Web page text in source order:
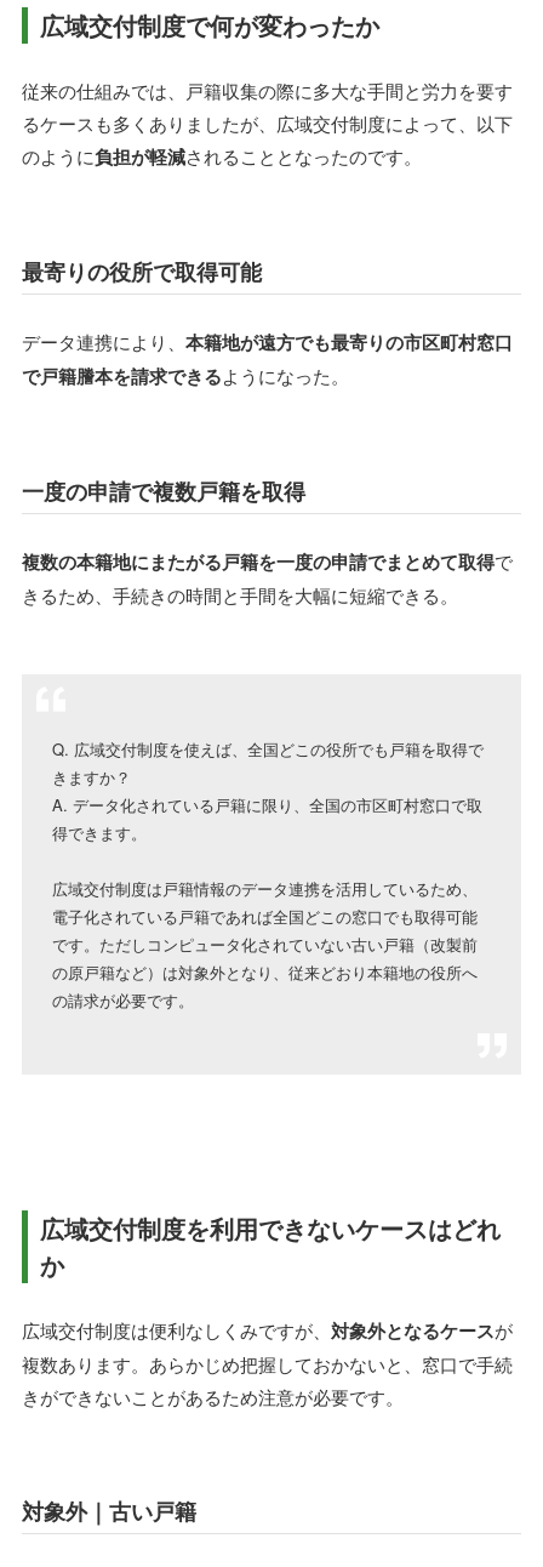
広域交付制度で何が変わったか
従来の仕組みでは、戸籍収集の際に多大な手間と労力を要す
るケースも多くありましたが、広域交付制度によって、以下
のように負担が軽減されることとなったのです。
最寄りの役所で取得可能
データ連携により、 本籍地が遠方でも最寄りの市区町村窓口
で戸籍謄本を請求できるようになった。
一度の申請で複数戸籍を取得
複数の本籍地にまたがる戸籍を一度の申請でまとめて取得で
きるため、手続きの時間と手間を大幅に短縮できる。
Q. 広域交付制度を使えば、全国どこの役所でも戸籍を取得で
きますか？
A. データ化されている戸籍に限り、全国の市区町村窓口で取
得できます。
広域交付制度は戸籍情報のデータ連携を活用しているため、
電子化されている戸籍であれば全国どこの窓口でも取得可能
です。ただしコンピュータ化されていない古い戸籍（改製前
の原戸籍など）は対象外となり、従来どおり本籍地の役所へ
の請求が必要です。
広域交付制度を利用できないケースはどれ
か
広域交付制度は便利なしくみですが、 対象外となるケースが
複数あります。あらかじめ把握しておかないと、窓口で手続
きができないことがあるため注意が必要です。
対象外｜古い戸籍